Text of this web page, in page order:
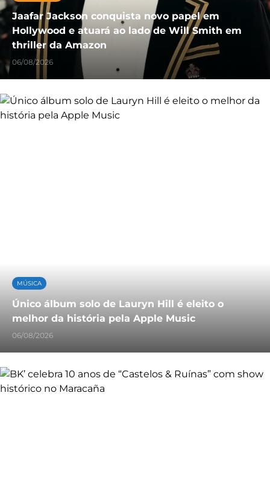
Jaafar Jackson conquista novo papel em
Hollywood e atuará ao lado de Will Smith em
thriller da Amazon
06/08/2026
MÚSICA
Único álbum solo de Lauryn Hill é eleito o
melhor da história pela Apple Music
06/08/2026